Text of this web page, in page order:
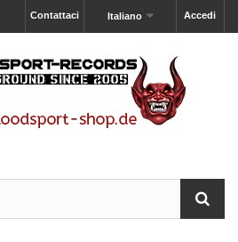
Accedi
Italiano
Contattaci